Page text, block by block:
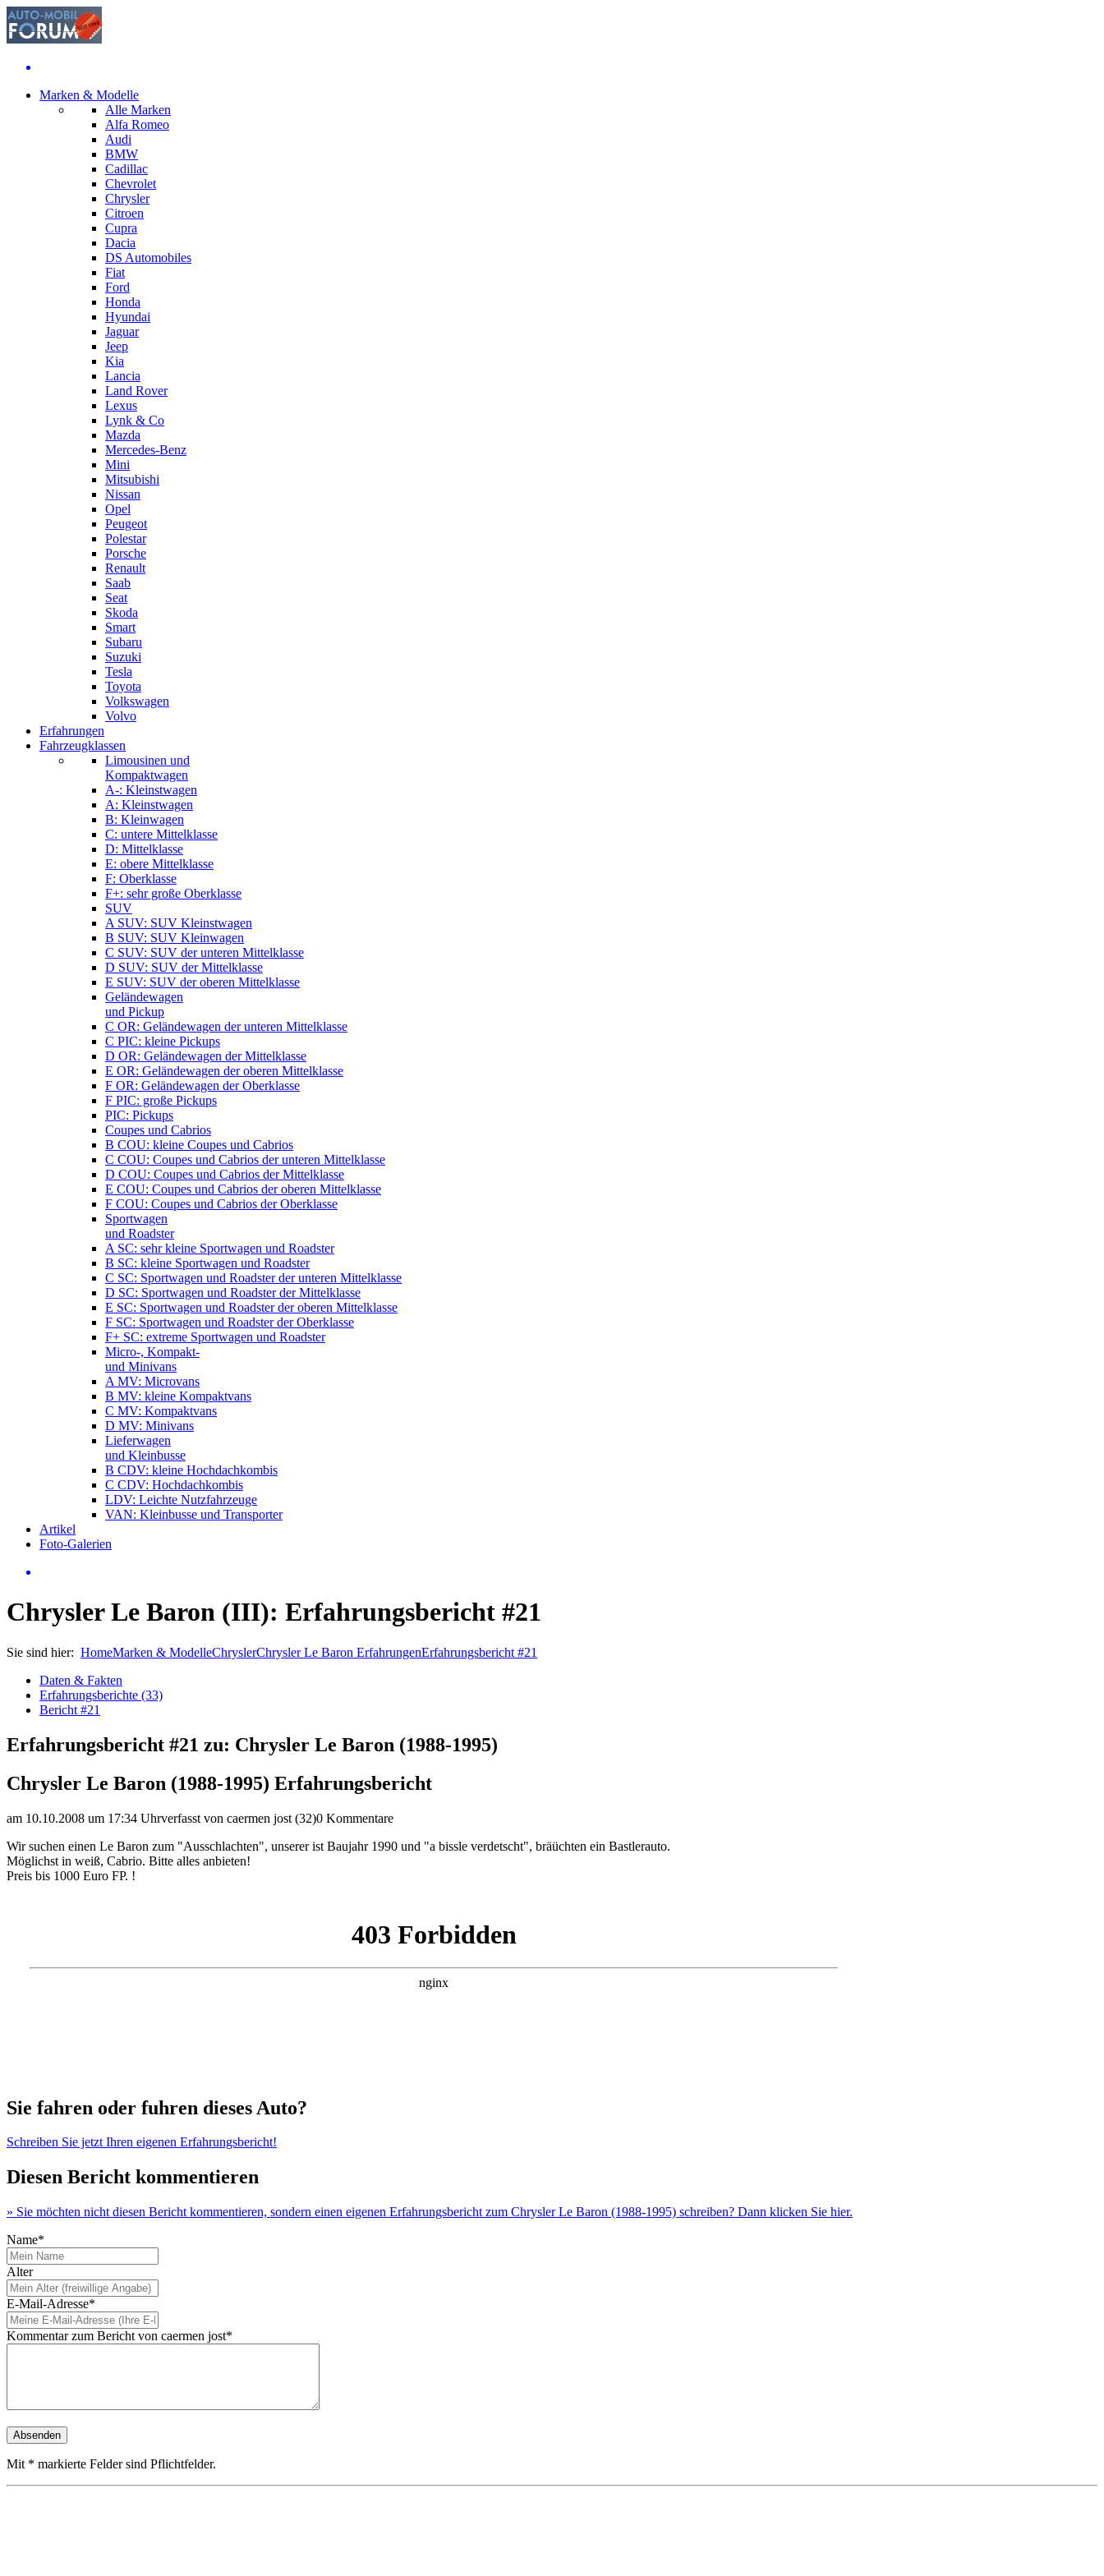
Marken & Modelle
Alle Marken
Alfa Romeo
Audi
BMW
Cadillac
Chevrolet
Chrysler
Citroen
Cupra
Dacia
DS Automobiles
Fiat
Ford
Honda
Hyundai
Jaguar
Jeep
Kia
Lancia
Land Rover
Lexus
Lynk & Co
Mazda
Mercedes-Benz
Mini
Mitsubishi
Nissan
Opel
Peugeot
Polestar
Porsche
Renault
Saab
Seat
Skoda
Smart
Subaru
Suzuki
Tesla
Toyota
Volkswagen
Volvo
Erfahrungen
Fahrzeugklassen
Limousinen und
Kompaktwagen
A-: Kleinstwagen
A: Kleinstwagen
B: Kleinwagen
C: untere Mittelklasse
D: Mittelklasse
E: obere Mittelklasse
F: Oberklasse
F+: sehr große Oberklasse
SUV
A SUV: SUV Kleinstwagen
B SUV: SUV Kleinwagen
C SUV: SUV der unteren Mittelklasse
D SUV: SUV der Mittelklasse
E SUV: SUV der oberen Mittelklasse
Geländewagen
und Pickup
C OR: Geländewagen der unteren Mittelklasse
C PIC: kleine Pickups
D OR: Geländewagen der Mittelklasse
E OR: Geländewagen der oberen Mittelklasse
F OR: Geländewagen der Oberklasse
F PIC: große Pickups
PIC: Pickups
Coupes und Cabrios
B COU: kleine Coupes und Cabrios
C COU: Coupes und Cabrios der unteren Mittelklasse
D COU: Coupes und Cabrios der Mittelklasse
E COU: Coupes und Cabrios der oberen Mittelklasse
F COU: Coupes und Cabrios der Oberklasse
Sportwagen
und Roadster
A SC: sehr kleine Sportwagen und Roadster
B SC: kleine Sportwagen und Roadster
C SC: Sportwagen und Roadster der unteren Mittelklasse
D SC: Sportwagen und Roadster der Mittelklasse
E SC: Sportwagen und Roadster der oberen Mittelklasse
F SC: Sportwagen und Roadster der Oberklasse
F+ SC: extreme Sportwagen und Roadster
Micro-, Kompakt-
und Minivans
A MV: Microvans
B MV: kleine Kompaktvans
C MV: Kompaktvans
D MV: Minivans
Lieferwagen
und Kleinbusse
B CDV: kleine Hochdachkombis
C CDV: Hochdachkombis
LDV: Leichte Nutzfahrzeuge
VAN: Kleinbusse und Transporter
Artikel
Foto-Galerien
Chrysler Le Baron (III): Erfahrungsbericht #21
Sie sind hier: HomeMarken & ModelleChryslerChrysler Le Baron ErfahrungenErfahrungsbericht #21
Daten & Fakten
Erfahrungsberichte (33)
Bericht #21
Erfahrungsbericht #21 zu: Chrysler Le Baron (1988-1995)
Chrysler Le Baron (1988-1995) Erfahrungsbericht
am 10.10.2008 um 17:34 Uhrverfasst von caermen jost (32)0 Kommentare
Wir suchen einen Le Baron zum "Ausschlachten", unserer ist Baujahr 1990 und "a bissle verdetscht", bräüchten ein Bastlerauto.
Möglichst in weiß, Cabrio. Bitte alles anbieten!
Preis bis 1000 Euro FP. !
Sie fahren oder fuhren dieses Auto?
Schreiben Sie jetzt Ihren eigenen Erfahrungsbericht!
Diesen Bericht kommentieren
» Sie möchten nicht diesen Bericht kommentieren, sondern einen eigenen Erfahrungsbericht zum Chrysler Le Baron (1988-1995) schreiben? Dann klicken Sie hier.
Name*
Alter
E-Mail-Adresse*
Kommentar zum Bericht von caermen jost*
Mit * markierte Felder sind Pflichtfelder.